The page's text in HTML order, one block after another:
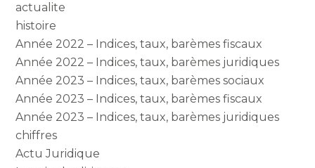
actualite
histoire
Année 2022 – Indices, taux, barèmes fiscaux
Année 2022 – Indices, taux, barèmes juridiques
Année 2023 – Indices, taux, barèmes sociaux
Année 2023 – Indices, taux, barèmes fiscaux
Année 2023 – Indices, taux, barèmes juridiques
chiffres
Actu Juridique